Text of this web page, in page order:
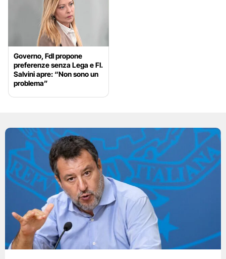
Governo, FdI propone
preferenze senza Lega e FI.
Salvini apre: “Non sono un
problema”